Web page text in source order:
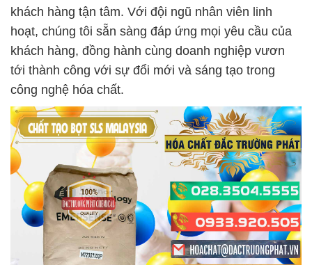
khách hàng tận tâm. Với đội ngũ nhân viên linh
hoạt, chúng tôi sẵn sàng đáp ứng mọi yêu cầu của
khách hàng, đồng hành cùng doanh nghiệp vươn
tới thành công với sự đổi mới và sáng tạo trong
công nghệ hóa chất.